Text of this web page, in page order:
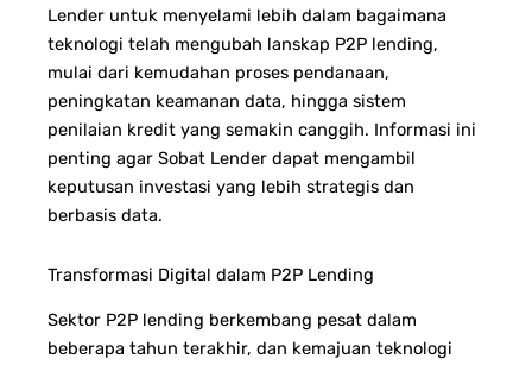
Lender untuk menyelami lebih dalam bagaimana
teknologi telah mengubah lanskap P2P lending,
mulai dari kemudahan proses pendanaan,
peningkatan keamanan data, hingga sistem
penilaian kredit yang semakin canggih. Informasi ini
penting agar Sobat Lender dapat mengambil
keputusan investasi yang lebih strategis dan
berbasis data.
Transformasi Digital dalam P2P Lending
Sektor P2P lending berkembang pesat dalam
beberapa tahun terakhir, dan kemajuan teknologi